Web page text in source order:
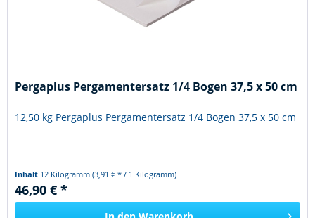
Pergaplus Pergamentersatz 1/4 Bogen 37,5 x 50 cm
12,50 kg Pergaplus Pergamentersatz 1/4 Bogen 37,5 x 50 cm
Inhalt 12 Kilogramm(3,91 € * / 1 Kilogramm)
46,90 € *